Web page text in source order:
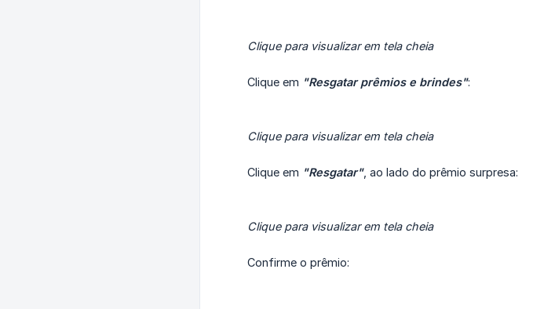
Clique para visualizar em tela cheia
Clique em "Resgatar prêmios e brindes":
Clique para visualizar em tela cheia
Clique em "Resgatar", ao lado do prêmio surpresa:
Clique para visualizar em tela cheia
Confirme o prêmio: